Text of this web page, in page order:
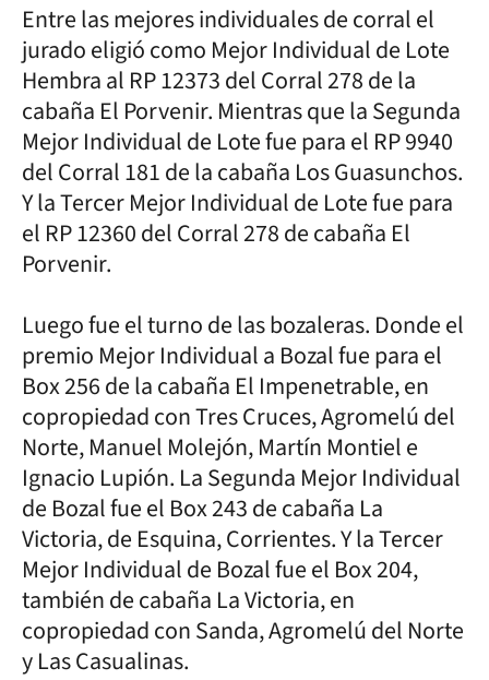
Entre las mejores individuales de corral el
jurado eligió como Mejor Individual de Lote
Hembra al RP 12373 del Corral 278 de la
cabaña El Porvenir. Mientras que la Segunda
Mejor Individual de Lote fue para el RP 9940
del Corral 181 de la cabaña Los Guasunchos.
Y la Tercer Mejor Individual de Lote fue para
el RP 12360 del Corral 278 de cabaña El
Porvenir.
Luego fue el turno de las bozaleras. Donde el
premio Mejor Individual a Bozal fue para el
Box 256 de la cabaña El Impenetrable, en
copropiedad con Tres Cruces, Agromelú del
Norte, Manuel Molejón, Martín Montiel e
Ignacio Lupión. La Segunda Mejor Individual
de Bozal fue el Box 243 de cabaña La
Victoria, de Esquina, Corrientes. Y la Tercer
Mejor Individual de Bozal fue el Box 204,
también de cabaña La Victoria, en
copropiedad con Sanda, Agromelú del Norte
y Las Casualinas.